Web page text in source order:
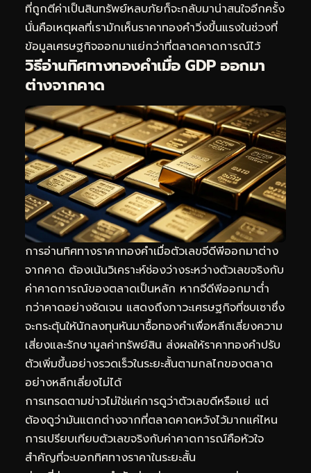
ที่ถูกตีค่าเป็นสินทรัพย์หลบภัยก็จะกลับมาน่าสนใจอีกครั้ง
นั่นคือเหตุผลที่เรามักเห็นราคาทองคำวิ่งขึ้นแรงในช่วงที่
ข้อมูลเศรษฐกิจออกมาแย่กว่าที่ตลาดคาดการณ์ไว้
วิธีอ่านทิศทางทองคำเมื่อ GDP ออกมา
ต่างจากคาด
การอ่านทิศทางราคาทองคำเมื่อตัวเลขจีดีพีออกมาต่าง
จากคาด ต้องเน้นวิเคราะห์ช่องว่างระหว่างตัวเลขจริงกับ
ค่าคาดการณ์ของตลาดเป็นหลัก หากจีดีพีออกมาต่ำ
กว่าคาดอย่างชัดเจน แสดงถึงภาวะเศรษฐกิจที่ซบเซาซึ่ง
จะกระตุ้นให้นักลงทุนหันมาซื้อทองคำเพื่อหลีกเลี่ยงความ
เสี่ยงและรักษามูลค่าทรัพย์สิน ส่งผลให้ราคาทองคำปรับ
ตัวเพิ่มขึ้นอย่างรวดเร็วในระยะสั้นตามกลไกของตลาด
อย่างหลีกเลี่ยงไม่ได้
การเทรดตามข่าวไม่ใช่แค่การดูว่าตัวเลขดีหรือแย่ แต่
ต้องดูว่ามันแตกต่างจากที่ตลาดคาดหวังไว้มากแค่ไหน
การเปรียบเทียบตัวเลขจริงกับค่าคาดการณ์คือหัวใจ
สำคัญที่จะบอกทิศทางราคาในระยะสั้น